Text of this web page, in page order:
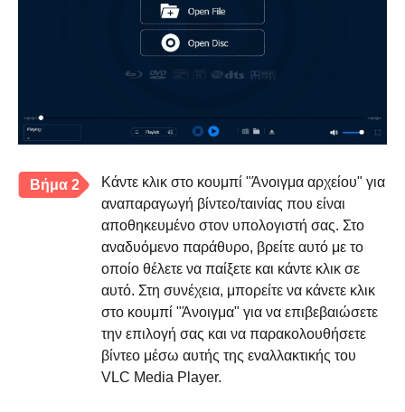
Βήμα 2
Κάντε κλικ στο κουμπί "Άνοιγμα αρχείου" για
αναπαραγωγή βίντεο/ταινίας που είναι
αποθηκευμένο στον υπολογιστή σας. Στο
αναδυόμενο παράθυρο, βρείτε αυτό με το
οποίο θέλετε να παίξετε και κάντε κλικ σε
αυτό. Στη συνέχεια, μπορείτε να κάνετε κλικ
στο κουμπί "Άνοιγμα" για να επιβεβαιώσετε
την επιλογή σας και να παρακολουθήσετε
βίντεο μέσω αυτής της εναλλακτικής του
VLC Media Player.